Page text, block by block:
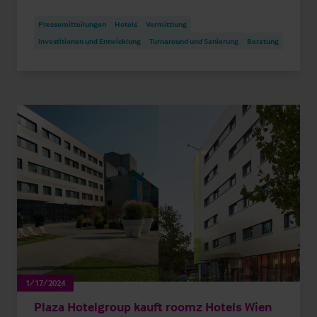
Pressemitteilungen Hotels
Vermittlung
Investitionen und Entwicklung
Turnaround und Sanierung Beratung
1/17/2024
Plaza Hotelgroup kauft roomz Hotels Wien